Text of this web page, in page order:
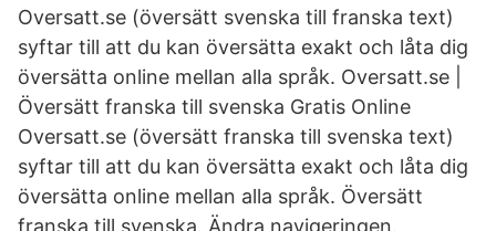
Oversatt.se (översätt svenska till franska text)
syftar till att du kan översätta exakt och låta dig
översätta online mellan alla språk. Oversatt.se |
Översätt franska till svenska Gratis Online
Oversatt.se (översätt franska till svenska text)
syftar till att du kan översätta exakt och låta dig
översätta online mellan alla språk. Översätt
franska till svenska. Ändra navigeringen.